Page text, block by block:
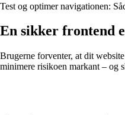
Test og optimer navigationen:
En sikker frontend
Brugerne forventer, at dit
minimere risikoen markant – og